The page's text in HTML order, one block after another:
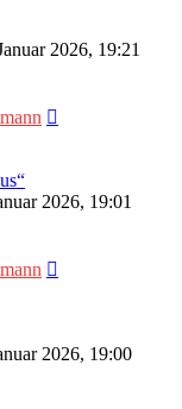
2026, 19:21
2026, 19:01
2026, 19:00